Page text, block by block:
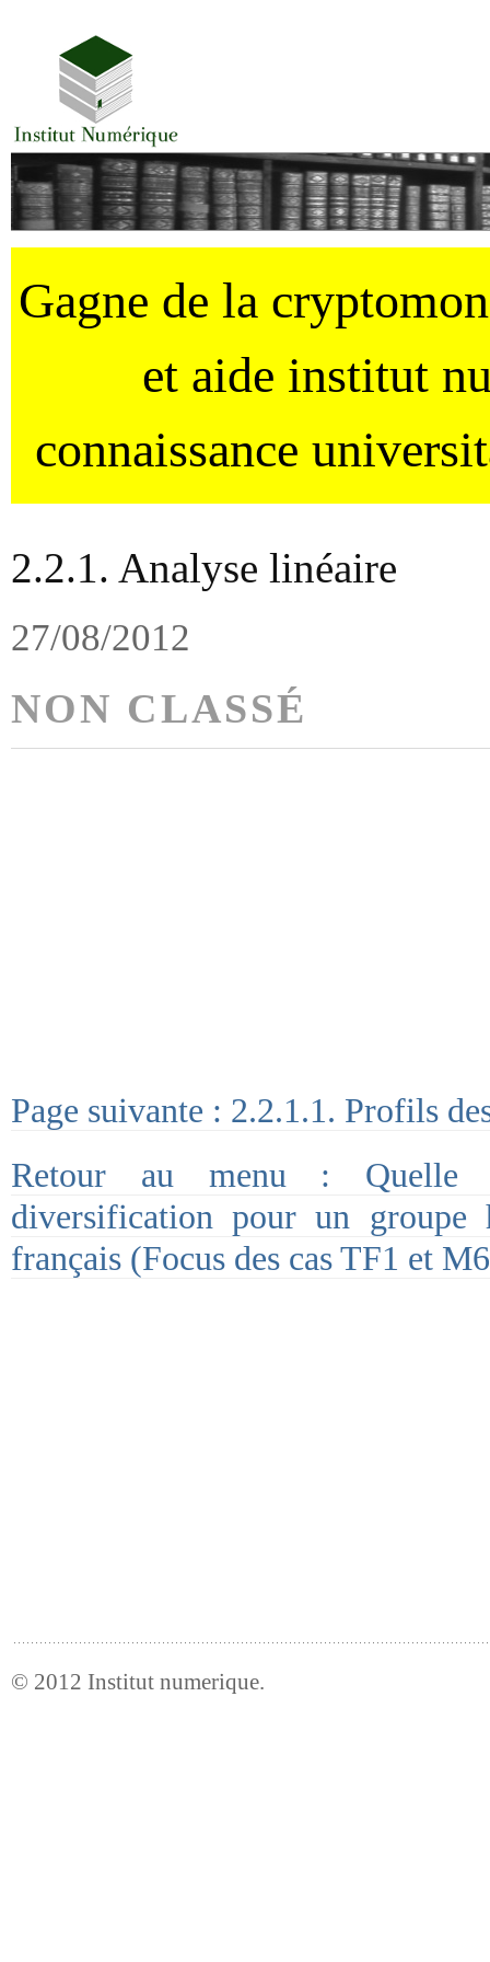
Gagne de la
et aide institut
connaissance
2.2.1. Analyse linéaire
27/08/2012
NON CLASSÉ
Page suivante : 2.2.1.1. Profils
Retour au menu : Quelle
diversification pour un groupe
français (Focus des cas TF1 et
© 2012 Institut numerique.